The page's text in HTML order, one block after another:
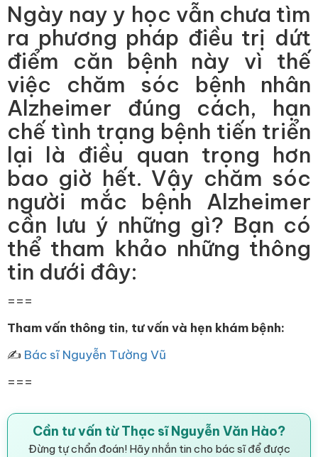
Ngày nay y học vẫn chưa tìm
ra phương pháp điều trị dứt
điểm căn bệnh này vì thế
việc chăm sóc bệnh nhân
Alzheimer đúng cách, hạn
chế tình trạng bệnh tiến triển
lại là điều quan trọng hơn
bao giờ hết. Vậy chăm sóc
người mắc bệnh Alzheimer
cần lưu ý những gì? Bạn có
thể tham khảo những thông
tin dưới đây:
===
Tham vấn thông tin, tư vấn và hẹn khám bệnh:
✍ Bác sĩ Nguyễn Tường Vũ
===
Cần tư vấn từ Thạc sĩ Nguyễn Văn Hào?
Đừng tự chẩn đoán! Hãy nhắn tin cho bác sĩ để được